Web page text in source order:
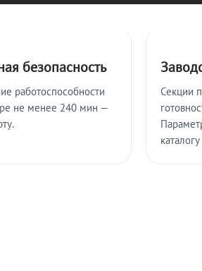
безопасность
работоспособности
не менее 240 мин —
Секции